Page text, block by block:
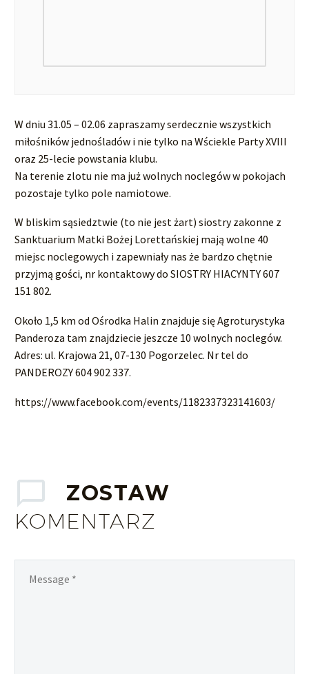
W dniu 31.05 – 02.06 zapraszamy serdecznie wszystkich
miłośników jednośladów i nie tylko na Wściekle Party XVIII
oraz 25-lecie powstania klubu.
Na terenie zlotu nie ma już wolnych noclegów w pokojach
pozostaje tylko pole namiotowe.
W bliskim sąsiedztwie (to nie jest żart) siostry zakonne z
Sanktuarium Matki Bożej Lorettańskiej mają wolne 40
miejsc noclegowych i zapewniały nas że bardzo chętnie
przyjmą gości, nr kontaktowy do SIOSTRY HIACYNTY 607
151 802.
Około 1,5 km od Ośrodka Halin znajduje się Agroturystyka
Panderoza tam znajdziecie jeszcze 10 wolnych noclegów.
Adres: ul. Krajowa 21, 07-130 Pogorzelec. Nr tel do
PANDEROZY 604 902 337.
https://www.facebook.com/events/1182337323141603/
ZOSTAW
KOMENTARZ